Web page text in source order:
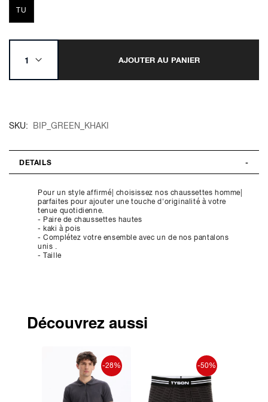
TU
AJOUTER AU PANIER
SKU BIP_GREEN_KHAKI
DETAILS
Pour un style affirmé| choisissez nos chaussettes homme|
parfaites pour ajouter une touche d'originalité à votre
tenue quotidienne.
- Paire de chaussettes hautes
- kaki à pois
- Complétez votre ensemble avec un de nos pantalons
unis .
- Taille
Découvrez aussi
-28% -50%